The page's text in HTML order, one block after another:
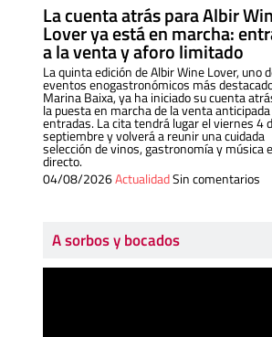
La cuenta atrás para Albir
Lover ya está en marcha:
a la venta y aforo limitado
La quinta edición de Albir Wine Lover, uno
eventos enogastronómicos más
Marina Baixa, ya ha iniciado su cuenta
la puesta en marcha de la venta
entradas. La cita tendrá lugar el viernes 4
septiembre y volverá a reunir una cuidada
selección de vinos, gastronomía y música
directo.
04/08/2026ActualidadSin comentarios
A sorbos y bocados